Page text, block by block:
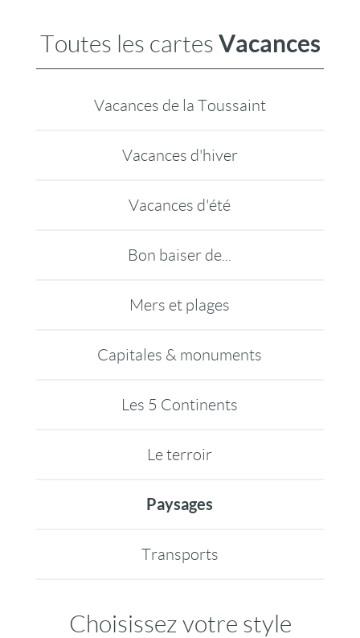
Toutes les cartes Vacances
Vacances de la Toussaint
Vacances d'hiver
Vacances d'été
Bon baiser de...
Mers et plages
Capitales & monuments
Les 5 Continents
Le terroir
Paysages
Transports
Choisissez votre style